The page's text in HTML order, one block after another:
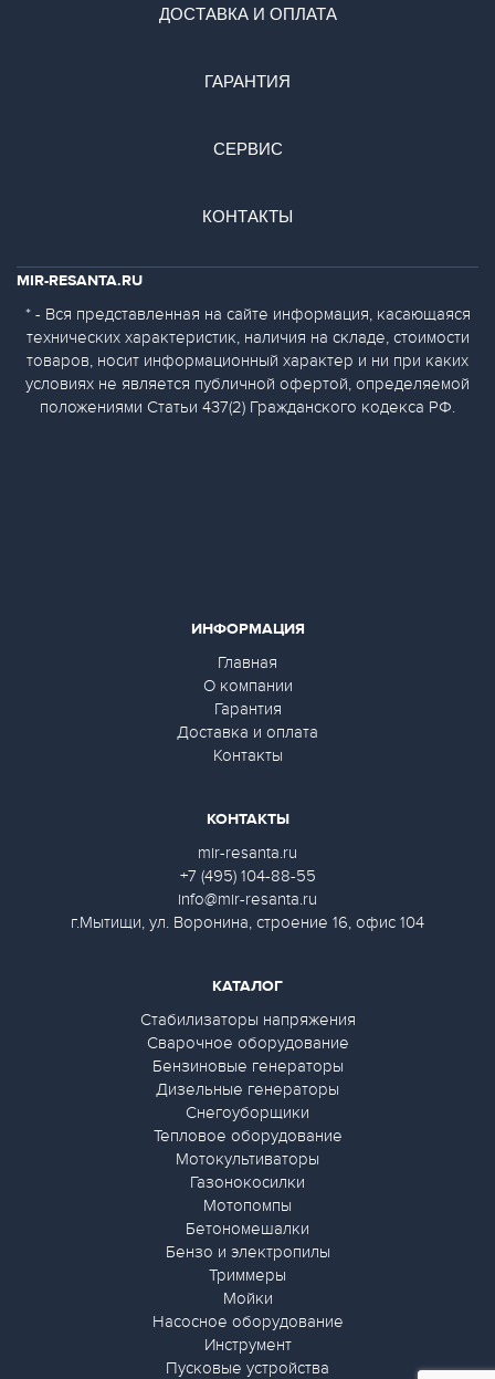
ДОСТАВКА И ОПЛАТА
ГАРАНТИЯ
СЕРВИС
КОНТАКТЫ
ИНФОРМАЦИЯ
Главная
О компании
Гарантия
Доставка и оплата
Контакты
КАТАЛОГ
Стабилизаторы напряжения
Сварочное оборудование
Бензиновые генераторы
Дизельные генераторы
Снегоуборщики
Тепловое оборудование
Мотокультиваторы
Газонокосилки
Мотопомпы
Бетономешалки
Бензо и электропилы
Триммеры
Мойки
Насосное оборудование
Инструмент
Пусковые устройства
КОНТАКТЫ
mir-resanta.ru
+7 (495) 104-88-55
info@mir-resanta.ru
г.Мытищи, ул. Воронина, строение 16, офис 104
MIR-RESANTA.RU
* - Вся представленная на сайте информация, касающаяся
технических характеристик, наличия на складе, стоимости
товаров, носит информационный характер и ни при каких
условиях не является публичной офертой, определяемой
положениями Статьи 437(2) Гражданского кодекса РФ.